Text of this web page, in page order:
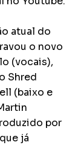
atual do
o novo
(vocais),
Shred
(baixo e
por
já